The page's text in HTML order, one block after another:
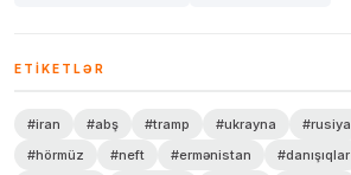
ETIKETLƏR
#iran #abş #tramp #ukrayna #rusiya
#hörmüz
#neft #ermənistan #danışıqlar